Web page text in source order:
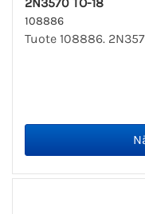
2N3570 TO-18
108886
Tuote 108886.